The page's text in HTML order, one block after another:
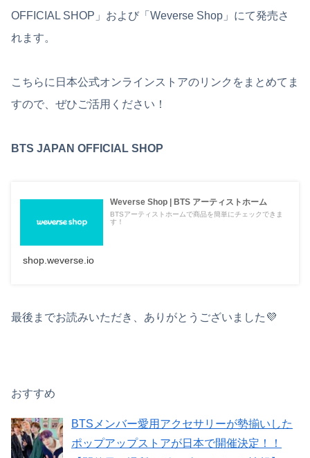
OFFICIAL SHOP」および「Weverse Shop」にて発売さ
れます。
こちらに日本公式オンラインストアのリンクをまとめてま
すので、ぜひご活用ください！
BTS JAPAN OFFICIAL SHOP
Weverse Shop | BTS アーティストホーム
BTSアーティストホームで商品を簡単にチェックできま
す！
shop.weverse.io
最後までお読みいただき、ありがとうございました💜
おすすめ
BTSメンバー愛用アクセサリーが勢揃いした
ポップアップストアが日本で開催決定！！